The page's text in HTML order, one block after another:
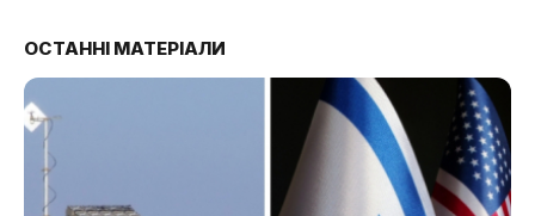
ОСТАННІ МАТЕРІАЛИ